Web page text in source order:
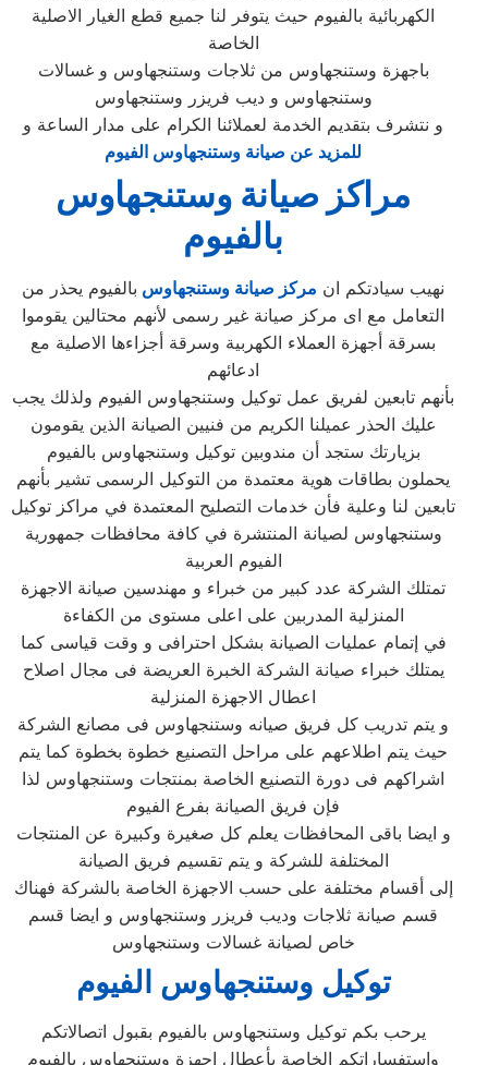
الكهربائية بالفيوم حيث يتوفر لنا جميع قطع الغيار الاصلية
الخاصة
باجهزة وستنجهاوس من ثلاجات وستنجهاوس و غسالات
وستنجهاوس و ديب فريزر وستنجهاوس
و نتشرف بتقديم الخدمة لعملائنا الكرام على مدار الساعة و
للمزيد عن صيانة وستنجهاوس الفيوم
مراكز صيانة وستنجهاوس
بالفيوم
نهيب سيادتكم ان مركز صيانة وستنجهاوس بالفيوم يحذر من
التعامل مع اى مركز صيانة غير رسمى لأنهم محتالين يقوموا
بسرقة أجهزة العملاء الكهربية وسرقة أجزاءها الاصلية مع
ادعائهم
بأنهم تابعين لفريق عمل توكيل وستنجهاوس الفيوم ولذلك يجب
عليك الحذر عميلنا الكريم من فنيين الصيانة الذين يقومون
بزيارتك ستجد أن مندوبين توكيل وستنجهاوس بالفيوم
يحملون بطاقات هوية معتمدة من التوكيل الرسمى تشير بأنهم
تابعين لنا وعلية فأن خدمات التصليح المعتمدة في مراكز توكيل
وستنجهاوس لصيانة المنتشرة في كافة محافظات جمهورية
الفيوم العربية
تمتلك الشركة عدد كبير من خبراء و مهندسين صيانة الاجهزة
المنزلية المدربين على اعلى مستوى من الكفاءة
في إتمام عمليات الصيانة بشكل احترافى و وقت قياسى كما
يمتلك خبراء صيانة الشركة الخبرة العريضة فى مجال اصلاح
اعطال الاجهزة المنزلية
و يتم تدريب كل فريق صيانه وستنجهاوس فى مصانع الشركة
حيث يتم اطلاعهم على مراحل التصنيع خطوة بخطوة كما يتم
اشراكهم فى دورة التصنيع الخاصة بمنتجات وستنجهاوس لذا
فإن فريق الصيانة بفرع الفيوم
و ايضا باقى المحافظات يعلم كل صغيرة وكبيرة عن المنتجات
المختلفة للشركة و يتم تقسيم فريق الصيانة
إلى أقسام مختلفة على حسب الاجهزة الخاصة بالشركة فهناك
قسم صيانة ثلاجات وديب فريزر وستنجهاوس و ايضا قسم
خاص لصيانة غسالات وستنجهاوس
توكيل وستنجهاوس الفيوم
يرحب بكم توكيل وستنجهاوس بالفيوم بقبول اتصالاتكم
واستفساراتكم الخاصة بأعطال اجهزة وستنجهاوس بالفيوم